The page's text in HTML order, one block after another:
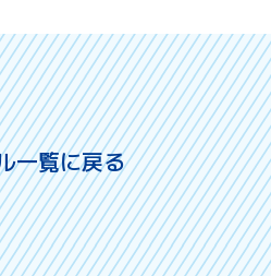
一覧に戻る